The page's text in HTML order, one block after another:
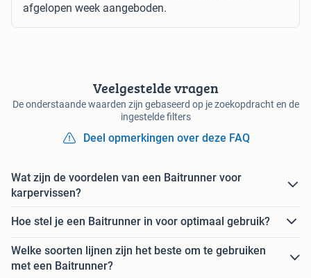
afgelopen week aangeboden.
Veelgestelde vragen
De onderstaande waarden zijn gebaseerd op je zoekopdracht en de
ingestelde filters
Deel opmerkingen over deze FAQ
Wat zijn de voordelen van een Baitrunner voor
karpervissen?
Hoe stel je een Baitrunner in voor optimaal gebruik?
Welke soorten lijnen zijn het beste om te gebruiken
met een Baitrunner?